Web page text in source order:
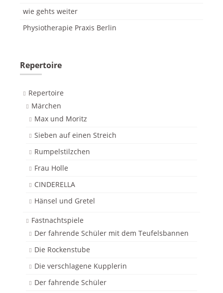
wie gehts weiter
Physiotherapie Praxis Berlin
Repertoire
Repertoire
Märchen
Max und Moritz
Sieben auf einen Streich
Rumpelstilzchen
Frau Holle
CINDERELLA
Hänsel und Gretel
Fastnachtspiele
Der fahrende Schüler mit dem Teufelsbannen
Die Rockenstube
Die verschlagene Kupplerin
Der fahrende Schüler